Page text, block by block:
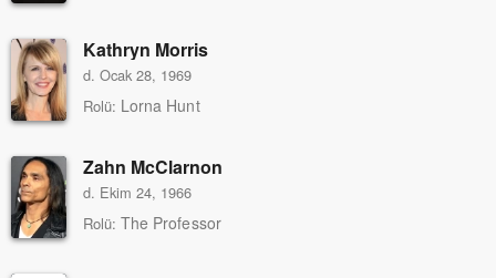
Kathryn Morris
d. Ocak 28, 1969
Rolü: Lorna Hunt
Zahn McClarnon
d. Ekim 24, 1966
Rolü: The Professor